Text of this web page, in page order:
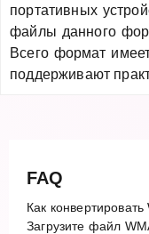
портативных
файлы данного
Всего формат
поддерживают
FAQ
Как конвертировать
Загрузите файл